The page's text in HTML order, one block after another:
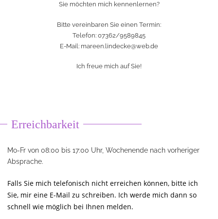
Sie möchten mich kennenlernen?
Bitte vereinbaren Sie einen Termin:
Telefon: 07362/9589845
E-Mail: mareen.lindecke@web.de
Ich freue mich auf Sie!
Erreichbarkeit
Mo-Fr von 08:00 bis 17:00 Uhr, Wochenende nach vorheriger
Absprache.
Falls Sie mich telefonisch nicht erreichen können, bitte ich
Sie, mir eine E-Mail zu schreiben. Ich werde mich dann so
schnell wie möglich bei Ihnen melden.